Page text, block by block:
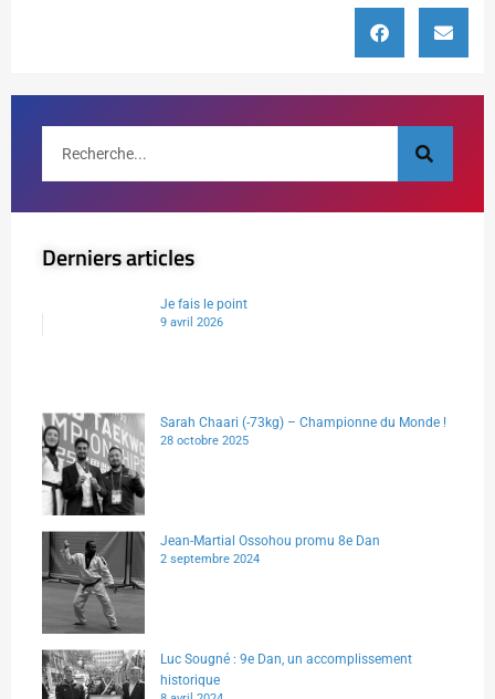
Derniers articles
Je fais le point
9 avril 2026
Sarah Chaari (-73kg) – Championne du Monde !
28 octobre 2025
Jean-Martial Ossohou promu 8e Dan
2 septembre 2024
Luc Sougné : 9e Dan, un accomplissement
historique